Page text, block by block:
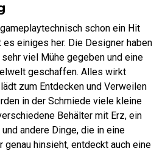
schon ein Hit
es einiges her. Die Designer haben
viel Mühe gegeben und eine
geschaffen. Alles wirkt
zum Entdecken und Verweilen
in der Schmiede viele kleine
Behälter mit Erz, ein
andere Dinge, die in eine
genau hinsieht, entdeckt auch eine